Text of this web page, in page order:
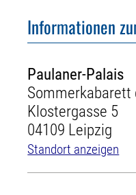
Informationen
Paulaner-Palais
Sommerkabarett
Klostergasse 5
04109 Leipzig
Standort anzeigen